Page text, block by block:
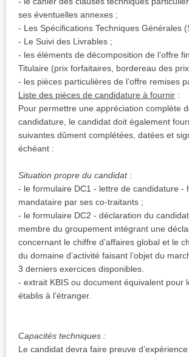
ses éventuelles annexes ;
- Les Spécifications Techniques Générales
- Le Suivi des Livrables ;
- les éléments de décomposition de l’offre
Titulaire (prix forfaitaires, bordereau des
- les pièces particulières de l’offre remises
Liste des pièces de candidature à fournir :
Pour permettre une appréciation complète
candidature, le candidat doit également
suivantes dûment complétées, datées et
échéant :
Situation propre du candidat:
- le formulaire DC1 - lettre de candidature -
mandataire par ses co-traitants ;
- le formulaire DC2 - déclaration du
membre du groupement intégrant une
concernant le chiffre d’affaires global et le
du domaine d’activité faisant l’objet du
3 derniers exercices disponibles.
- extrait KBIS ou document équivalent pour
établis à l’étranger.
Capacités techniques :
Le candidat devra faire preuve